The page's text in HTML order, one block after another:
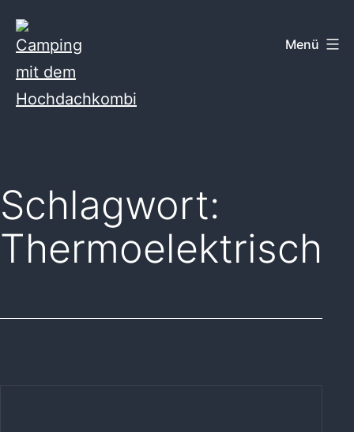
Inhalt
springen
Hochdachkombi
Menü
Schlagwort:
Thermoelektrisch